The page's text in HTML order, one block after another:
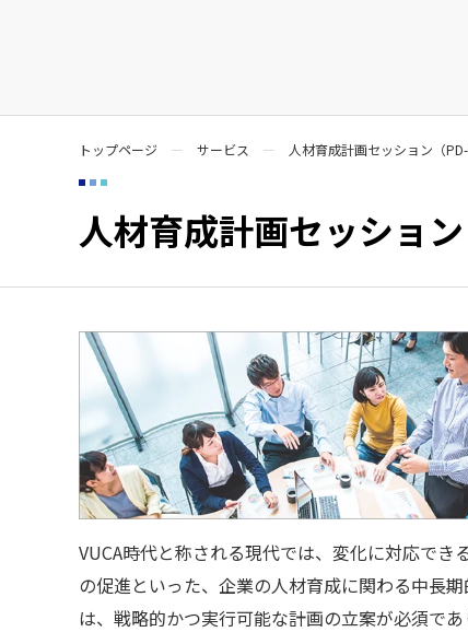
トップページ サービス 人材育成計画セッション（
人材育成計画セッショ
VUCA時代と称される現代では、変化に対応で
の促進といった、企業の人材育成に関わる中長
は、戦略的かつ実行可能な計画の立案が必須で